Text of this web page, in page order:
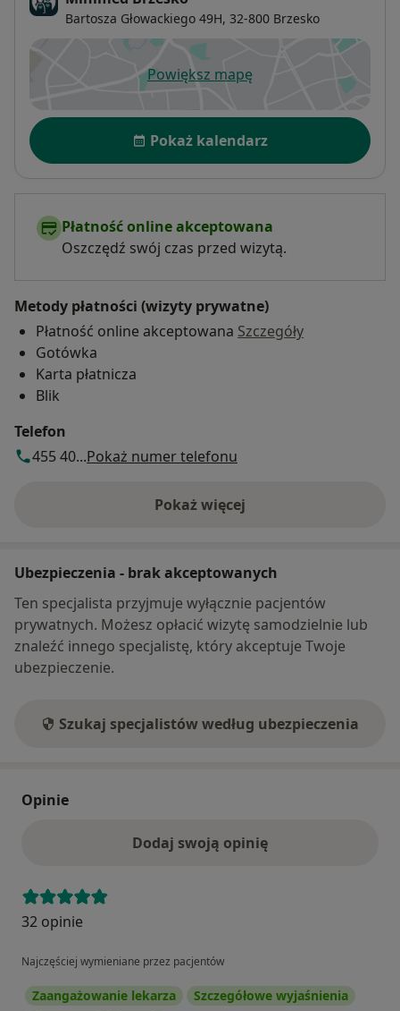
Bartosza Głowackiego 49H, 32-800 Brzesko
Powiększ mapęotwiera się w nowej karcie
Dostępność
Pokaż kalendarz
Płatność online akceptowana
Oszczędź swój czas przed wizytą.
Metody płatności (wizyty prywatne)
Płatność online akceptowana Szczegóły
Gotówka
Karta płatnicza
Blik
Telefon
455 40...Pokaż numer telefonu
Pokaż więcej
o adresie
Ubezpieczenia - brak akceptowanych
Ten specjalista przyjmuje wyłącznie pacjentów
prywatnych. Możesz opłacić wizytę samodzielnie lub
znaleźć innego specjalistę, który akceptuje Twoje
ubezpieczenie.
Szukaj specjalistów według ubezpieczenia
Opinie
Dodaj swoją opinię
32 opinie
Najczęściej wymieniane przez pacjentów
Zaangażowanie lekarza
Szczegółowe wyjaśnienia